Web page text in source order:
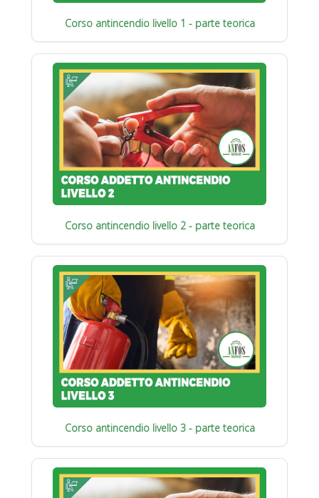
Corso antincendio livello 1 - parte teorica
Corso antincendio livello 2 - parte teorica
Corso antincendio livello 3 - parte teorica